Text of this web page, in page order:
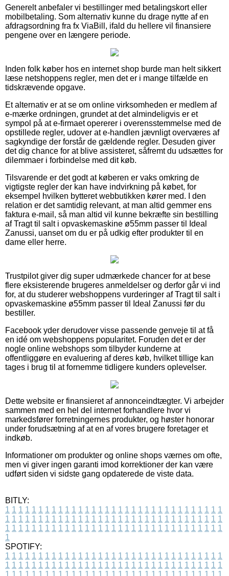
Generelt anbefaler vi bestillinger med betalingskort eller
mobilbetaling. Som alternativ kunne du drage nytte af en
afdragsordning fra fx ViaBill, ifald du hellere vil finansiere
pengene over en længere periode.
Inden folk køber hos en internet shop burde man helt sikkert
læse netshoppens regler, men det er i mange tilfælde en
tidskrævende opgave.
Et alternativ er at se om online virksomheden er medlem af
e-mærke ordningen, grundet at det almindeligvis er et
sympol på at e-firmaet opererer i overensstemmelse med de
opstillede regler, udover at e-handlen jævnligt overværes af
sagkyndige der forstår de gældende regler. Desuden giver
det dig chance for at blive assisteret, såfremt du udsættes for
dilemmaer i forbindelse med dit køb.
Tilsvarende er det godt at køberen er vaks omkring de
vigtigste regler der kan have indvirkning på købet, for
eksempel hvilken bytteret webbutikken kører med. I den
relation er det samtidig relevant, at man altid gemmer ens
faktura e-mail, så man altid vil kunne bekræfte sin bestilling
af Tragt til salt i opvaskemaskine ø55mm passer til Ideal
Zanussi, uanset om du er på udkig efter produkter til en
dame eller herre.
Trustpilot giver dig super udmærkede chancer for at bese
flere eksisterende brugeres anmeldelser og derfor går vi ind
for, at du studerer webshoppens vurderinger af Tragt til salt i
opvaskemaskine ø55mm passer til Ideal Zanussi før du
bestiller.
Facebook yder derudover visse passende genveje til at få
en idé om webshoppens popularitet. Foruden det er der
nogle online webshops som tilbyder kunderne at
offentliggøre en evaluering af deres køb, hvilket tillige kan
tages i brug til at fornemme tidligere kunders oplevelser.
Dette website er finansieret af annonceindtægter. Vi arbejder
sammen med en hel del internet forhandlere hvor vi
markedsfører forretningernes produkter, og høster honorar
under forudsætning af at en af vores brugere foretager et
indkøb.
Informationer om produkter og online shops værnes om ofte,
men vi giver ingen garanti imod korrektioner der kan være
udført siden vi sidste gang opdaterede de viste data.
BITLY:
1 1 1 1 1 1 1 1 1 1 1 1 1 1 1 1 1 1 1 1 1 1 1 1 1 1 1 1 1 1 1 1 1
1 1 1 1 1 1 1 1 1 1 1 1 1 1 1 1 1 1 1 1 1 1 1 1 1 1 1 1 1 1 1 1 1
1 1 1 1 1 1 1 1 1 1 1 1 1 1 1 1 1 1 1 1 1 1 1 1 1 1 1 1 1 1 1 1 1
1
SPOTIFY:
1 1 1 1 1 1 1 1 1 1 1 1 1 1 1 1 1 1 1 1 1 1 1 1 1 1 1 1 1 1 1 1 1
1 1 1 1 1 1 1 1 1 1 1 1 1 1 1 1 1 1 1 1 1 1 1 1 1 1 1 1 1 1 1 1 1
1 1 1 1 1 1 1 1 1 1 1 1 1 1 1 1 1 1 1 1 1 1 1 1 1 1 1 1 1 1 1 1 1